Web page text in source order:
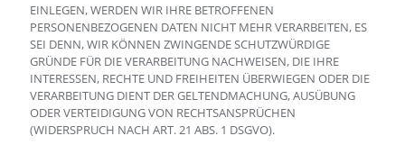
EINLEGEN, WERDEN WIR IHRE BETROFFENEN
PERSONENBEZOGENEN DATEN NICHT MEHR VERARBEITEN, ES
SEI DENN, WIR KÖNNEN ZWINGENDE SCHUTZWÜRDIGE
GRÜNDE FÜR DIE VERARBEITUNG NACHWEISEN, DIE IHRE
INTERESSEN, RECHTE UND FREIHEITEN ÜBERWIEGEN ODER DIE
VERARBEITUNG DIENT DER GELTENDMACHUNG, AUSÜBUNG
ODER VERTEIDIGUNG VON RECHTSANSPRÜCHEN
(WIDERSPRUCH NACH ART. 21 ABS. 1 DSGVO).